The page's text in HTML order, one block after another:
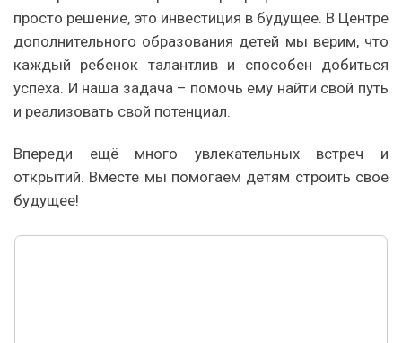
просто решение, это инвестиция в будущее. В Центре
дополнительного образования детей мы верим, что
каждый ребенок талантлив и способен добиться
успеха. И наша задача – помочь ему найти свой путь
и реализовать свой потенциал.
Впереди ещё много увлекательных встреч и
открытий. Вместе мы помогаем детям строить свое
будущее!